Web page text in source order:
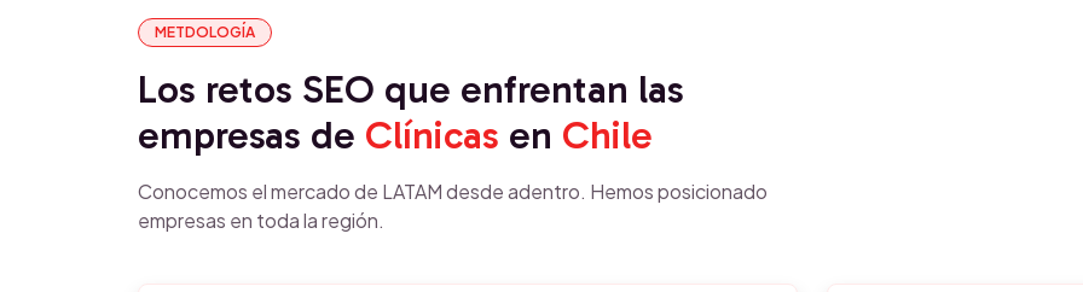
METDOLOGÍA
Los retos SEO que enfrentan las
empresas de Clínicas en Chile
Conocemos el mercado de LATAM desde adentro. Hemos posicionado
empresas en toda la región.